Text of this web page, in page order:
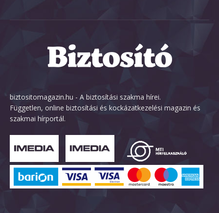
biztositomagazin.hu - A biztosítási szakma hírei.
Független, online biztosítási és kockázatkezelési magazin és
szakmai hírportál.